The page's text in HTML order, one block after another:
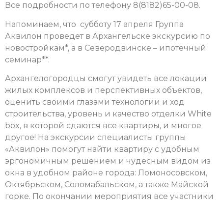
Все подробности по телефону 8(8182)65-00-08.
Напоминаем, что субботу 17 апреля Группа
Аквилон проведет в Архангельске экскурсию по
новостройкам*, а в Северодвинске – ипотечный
семинар**.
Архангелогородцы смогут увидеть все локации
жилых комплексов и перспективных объектов,
оценить своими глазами технологии и ход
строительства, уровень и качество отделки White
box, в которой сдаются все квартиры, и многое
другое! На экскурсии специалисты группы
«Аквилон» помогут найти квартиру с удобным
эргономичным решением и чудесным видом из
окна в удобном районе города: Ломоносовском,
Октябрьском, Соломабальском, а также Майской
горке. По окончании мероприятия все участники